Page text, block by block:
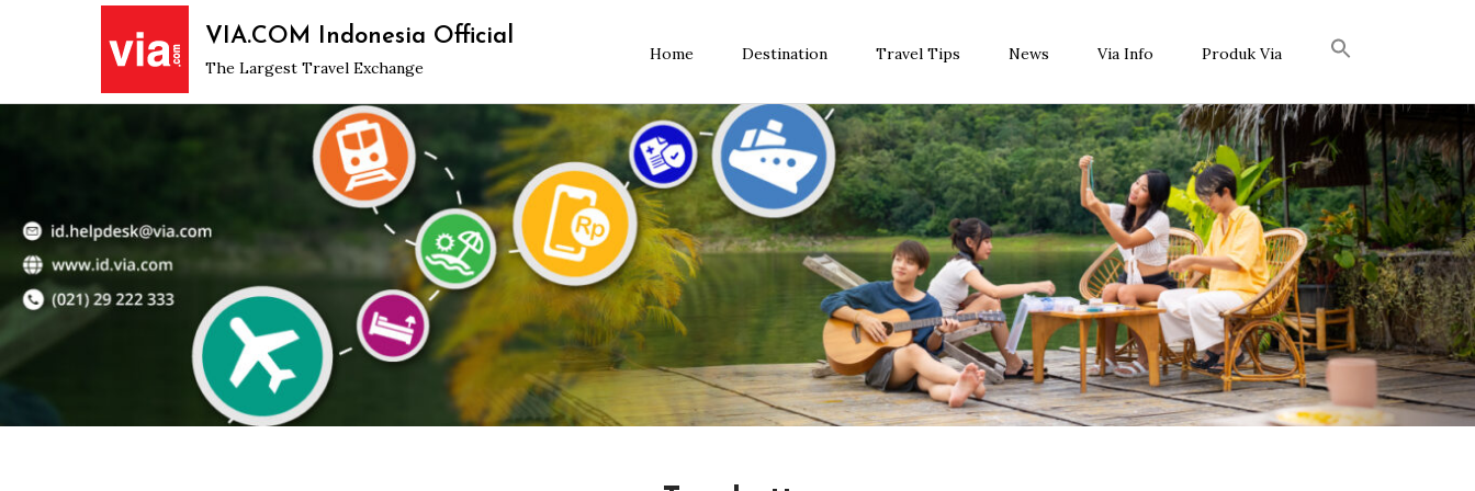
VIA.COM Indonesia Official
The Largest Travel Exchange
Home Destination Travel Tips News Via Info Produk Via